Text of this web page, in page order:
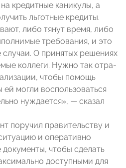
кредитные каникулы, а
льготные кредиты.
либо тянут время, либо
требования, и это
О принятых решениях
коллеги. Нужно так отра­
чтобы помощь
могли восполь­зоваться
нуждается», — сказал
поручил правительству и
и оперативно
чтобы сделать
доступными для